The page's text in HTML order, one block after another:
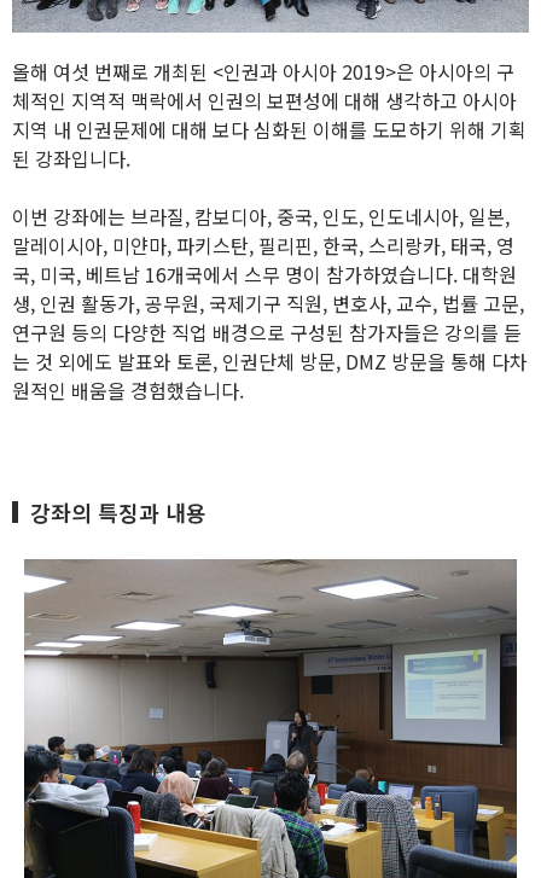
올해 여섯 번째로 개최된 <인권과 아시아 2019>은 아시아의 구
체적인 지역적 맥락에서 인권의 보편성에 대해 생각하고 아시아
지역 내 인권문제에 대해 보다 심화된 이해를 도모하기 위해 기획
된 강좌입니다.
이번 강좌에는 브라질, 캄보디아, 중국, 인도, 인도네시아, 일본,
말레이시아, 미얀마, 파키스탄, 필리핀, 한국, 스리랑카, 태국, 영
국, 미국, 베트남 16개국에서 스무 명이 참가하였습니다. 대학원
생, 인권 활동가, 공무원, 국제기구 직원, 변호사, 교수, 법률 고문,
연구원 등의 다양한 직업 배경으로 구성된 참가자들은 강의를 듣
는 것 외에도 발표와 토론, 인권단체 방문, DMZ 방문을 통해 다차
원적인 배움을 경험했습니다.
강좌의 특징과 내용